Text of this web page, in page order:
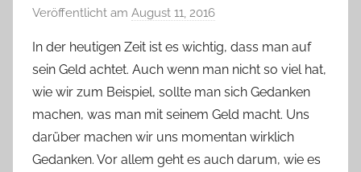
Veröffentlicht am August 11, 2016
n
Y
v
o
n
n
In der heutigen Zeit ist es wichtig, dass man auf
sein Geld achtet. Auch wenn man nicht so viel hat,
wie wir zum Beispiel, sollte man sich Gedanken
machen, was man mit seinem Geld macht. Uns
darüber machen wir uns momentan wirklich
Gedanken. Vor allem geht es auch darum, wie es